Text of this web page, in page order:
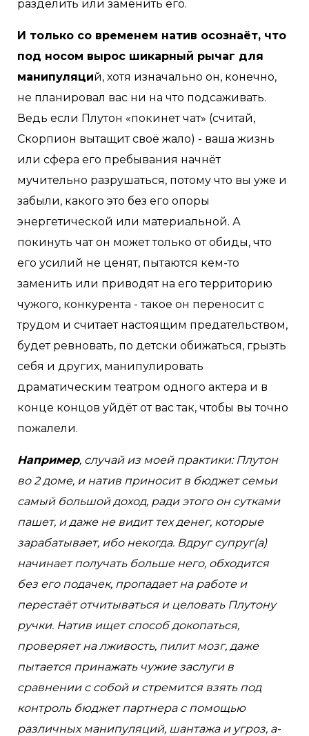
разделить или заменить его.
И только со временем натив осознаёт, что
под носом вырос шикарный рычаг для
манипуляций, хотя изначально он, конечно,
не планировал вас ни на что подсаживать.
Ведь если Плутон «покинет чат» (считай,
Скорпион вытащит своё жало) - ваша жизнь
или сфера его пребывания начнёт
мучительно разрушаться, потому что вы уже и
забыли, какого это без его опоры
энергетической или материальной. А
покинуть чат он может только от обиды, что
его усилий не ценят, пытаются кем-то
заменить или приводят на его территорию
чужого, конкурента - такое он переносит с
трудом и считает настоящим предательством,
будет ревновать, по детски обижаться, грызть
себя и других, манипулировать
драматическим театром одного актера и в
конце концов уйдёт от вас так, чтобы вы точно
пожалели.
Например, случай из моей практики: Плутон
во 2 доме, и натив приносит в бюджет семьи
самый большой доход, ради этого он сутками
пашет, и даже не видит тех денег, которые
зарабатывает, ибо некогда. Вдруг супруг(а)
начинает получать больше него, обходится
без его подачек, пропадает на работе и
перестаёт отчитываться и целовать Плутону
ручки. Натив ищет способ докопаться,
проверяет на лживость, пилит мозг, даже
пытается принажать чужие заслуги в
сравнении с собой и стремится взять под
контроль бюджет партнера с помощью
различных манипуляций, шантажа и угроз, а-